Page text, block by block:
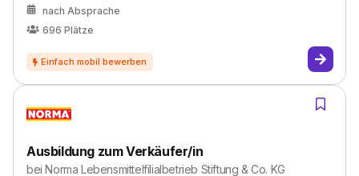
nach Absprache
696 Plätze
Ausbildung zum Verkäufer/in
beiNorma Lebensmittelfilialbetrieb Stiftung & Co. KG